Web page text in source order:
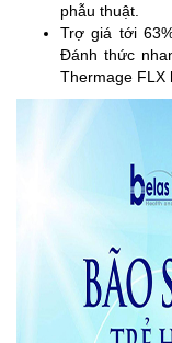
phẫu thuật.
Trợ giá tới
Đánh thức
Thermage FLX